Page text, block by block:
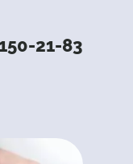
21-83